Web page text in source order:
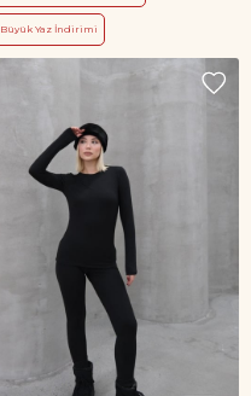
Büyük Yaz İndirimi